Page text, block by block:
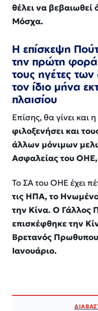
θέλει να βεβαιωθεί
Μόσχα.
Η επίσκεψη
την πρώτη φορά
τους ηγέτες
τον ίδιο μήνα
πλαισίου
Επίσης, θα γίνει και
φιλοξενήσει και
άλλων μόνιμων
Ασφαλείας του
Το ΣΑ του ΟΗΕ έχει
τις ΗΠΑ, το Ηνωμένο
την Κίνα. Ο Γάλλος
επισκέφθηκε την
Βρετανός
Ιανουάριο.